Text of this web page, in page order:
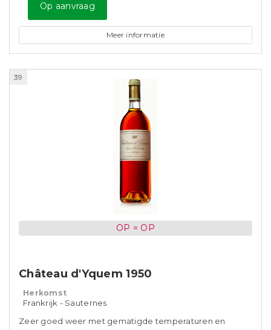
Op aanvraag
Meer informatie
39
OP = OP
Château d'Yquem 1950
Herkomst
Frankrijk - Sauternes
Zeer goed weer met gematigde temperaturen en